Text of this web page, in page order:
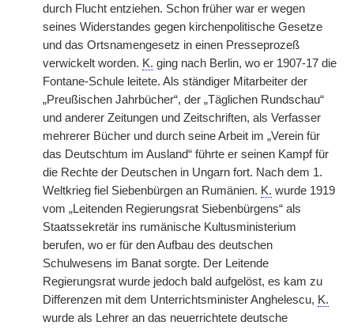
durch Flucht entziehen. Schon früher war er wegen
seines Widerstandes gegen kirchenpolitische Gesetze
und das Ortsnamengesetz in einen Presseprozeß
verwickelt worden. K. ging nach Berlin, wo er 1907-17 die
Fontane-Schule leitete. Als ständiger Mitarbeiter der
„Preußischen Jahrbücher“, der „Täglichen Rundschau“
und anderer Zeitungen und Zeitschriften, als Verfasser
mehrerer Bücher und durch seine Arbeit im „Verein für
das Deutschtum im Ausland“ führte er seinen Kampf für
die Rechte der Deutschen in Ungarn fort. Nach dem 1.
Weltkrieg fiel Siebenbürgen an Rumänien. K. wurde 1919
vom „Leitenden Regierungsrat Siebenbürgens“ als
Staatssekretär ins rumänische Kultusministerium
berufen, wo er für den Aufbau des deutschen
Schulwesens im Banat sorgte. Der Leitende
Regierungsrat wurde jedoch bald aufgelöst, es kam zu
Differenzen mit dem Unterrichtsminister Anghelescu, K.
wurde als Lehrer an das neuerrichtete deutsche